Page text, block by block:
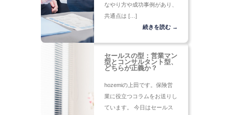
なやり方や成功事例があり、
共通点は […]
続きを読む →
セールスの型：営業マン
型とコンサルタント型、
どちらが正義か？
hozemiの上田です。保険営
業に役立つコラムをお送りし
ています。 今日はセールス